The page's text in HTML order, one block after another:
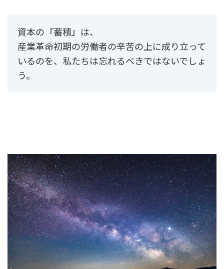
資本の『蓄積』は、
産業革命初期の労働者の辛苦の上に成り立って
いるのを、私たちは忘れるべきではないでしょ
う。